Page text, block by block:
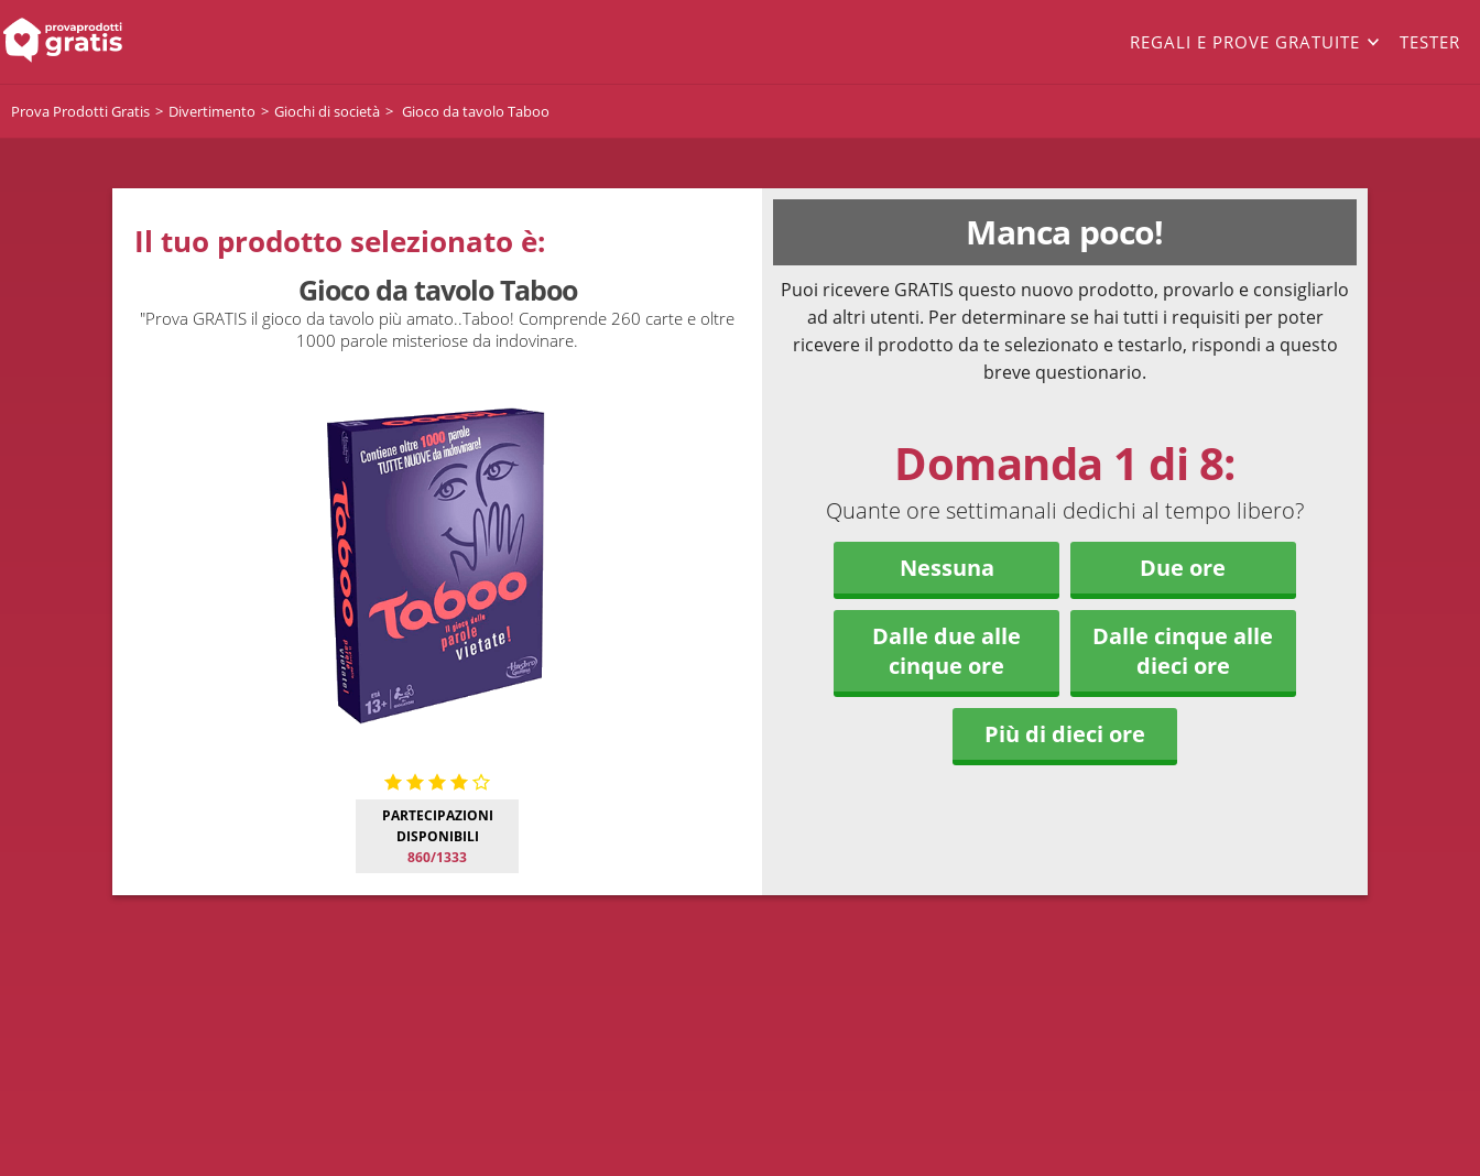
REGALI E PROVE GRATUITE TESTER
Prova Prodotti Gratis Divertimento Giochi di società Gioco da tavolo Taboo
Il tuo prodotto selezionato è:
Gioco da tavolo Taboo
"Prova GRATIS il gioco da tavolo più amato..Taboo! Comprende 260 carte e oltre
1000 parole misteriose da indovinare.
PARTECIPAZIONI
DISPONIBILI
860/1333
Manca poco!
Puoi ricevere GRATIS questo nuovo prodotto, provarlo e consigliarlo
ad altri utenti. Per determinare se hai tutti i requisiti per poter
ricevere il prodotto da te selezionato e testarlo, rispondi a questo
breve questionario.
Domanda 1 di 8:
Quante ore settimanali dedichi al tempo libero?
Nessuna
Due ore
Dalle due alle
cinque ore
Dalle cinque alle
dieci ore
Più di dieci ore